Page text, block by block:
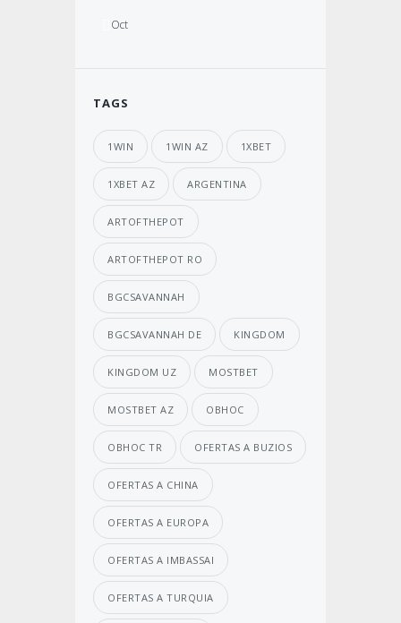
Oct
TAGS
1WIN 1WIN AZ 1XBET
1XBET AZ ARGENTINA
ARTOFTHEPOT
ARTOFTHEPOT RO
BGCSAVANNAH
BGCSAVANNAH DE KINGDOM
KINGDOM UZ MOSTBET
MOSTBET AZ OBHOC
OBHOC TR OFERTAS A BUZIOS
OFERTAS A CHINA
OFERTAS A EUROPA
OFERTAS A IMBASSAI
OFERTAS A TURQUIA